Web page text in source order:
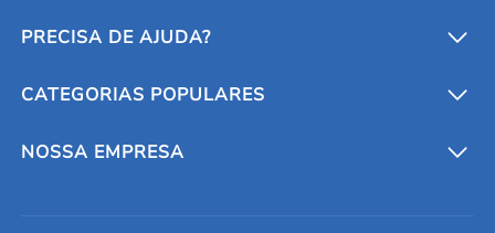
PRECISA DE AJUDA?
Conversores e calculadoras
Entre em contato conosco
CATEGORIAS POPULARES
Metais refratários
NOSSA EMPRESA